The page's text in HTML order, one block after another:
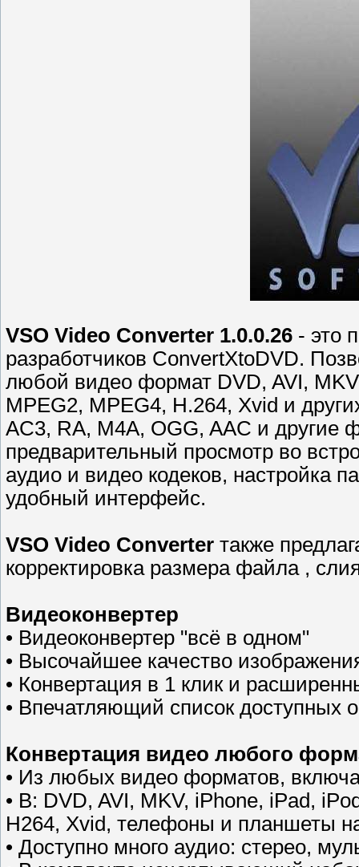
VSO Video Converter 1.0.0.26 - это
разработчиков ConvertXtoDVD.
любой видео формат DVD, AVI,
MPEG2, MPEG4, H.264, Xvid и
AC3, RA, M4A, OGG, AAC и другие
предварительный просмотр во
аудио и видео кодеков, настройка
удобный интерфейс.
VSO Video Converter также
корректировка размера файла ,
Видеоконвертер
• Видеоконвертер "всё в одном"
• Высочайшее качество
• Конвертация в 1 клик и
• Впечатляющий список доступных
Конвертация видео любого
• Из любых видео форматов,
• В: DVD, AVI, MKV, iPhone, iPad,
H264, Xvid, телефоны и планшеты
• Доступно много аудио: стерео,